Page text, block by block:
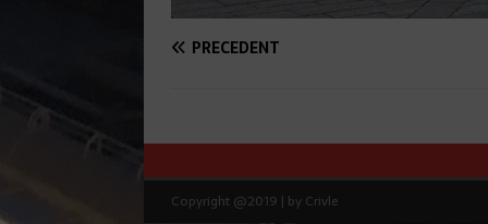
PRÉCÉDENT
Copyright @2019 | by Crivle